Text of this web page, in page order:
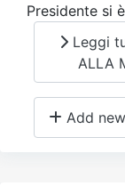
Presidente si
Leggi
ALLA
Add